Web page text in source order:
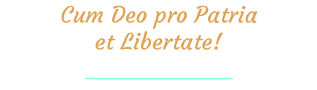
Cum Deo pro Patria
et Libertate!